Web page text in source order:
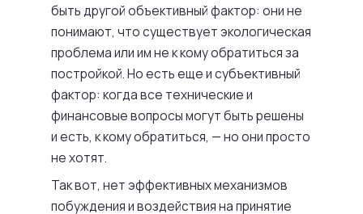
быть другой объективный фактор: они не
понимают, что существует экологическая
проблема или им не к кому обратиться за
постройкой. Но есть еще и субъективный
фактор: когда все технические и
финансовые вопросы могут быть решены
и есть, к кому обратиться, — но они просто
не хотят.
Так вот, нет эффективных механизмов
побуждения и воздействия на принятие